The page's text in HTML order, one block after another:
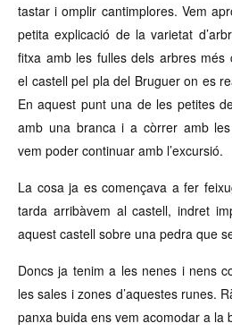
tastar i omplir cantimplores. Vem
petita explicació de la varietat
fitxa amb les fulles dels arbres més
el castell pel pla del Bruguer on es
En aquest punt una de les petites
amb una branca i a còrrer amb
vem poder continuar amb l’excursió.
La cosa ja es començava a fer
tarda arribàvem al castell, indret
aquest castell sobre una pedra que
Doncs ja tenim a les nenes i nens
les sales i zones d’aquestes runes.
panxa buida ens vem acomodar a la